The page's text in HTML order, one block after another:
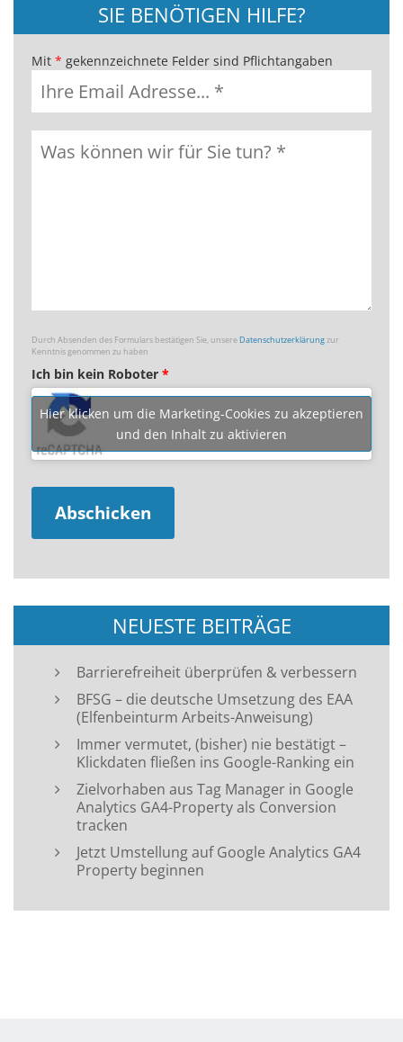
SIE BENÖTIGEN HILFE?
Mit * gekennzeichnete Felder sind Pflichtangaben
Durch Absenden des Formulars bestätigen Sie, unsereDatenschutzerklärungzur
Kenntnis genommen zu haben
Ich bin kein Roboter *
Hier klicken um die Marketing-Cookies zu akzeptieren
und den Inhalt zu aktivieren
NEUESTE BEITRÄGE
Barrierefreiheit überprüfen & verbessern
BFSG – die deutsche Umsetzung des EAA
(Elfenbeinturm Arbeits-Anweisung)
Immer vermutet, (bisher) nie bestätigt –
Klickdaten fließen ins Google-Ranking ein
Zielvorhaben aus Tag Manager in Google
Analytics GA4-Property als Conversion
tracken
Jetzt Umstellung auf Google Analytics GA4
Property beginnen